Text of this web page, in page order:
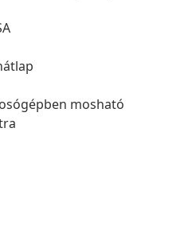
mosható